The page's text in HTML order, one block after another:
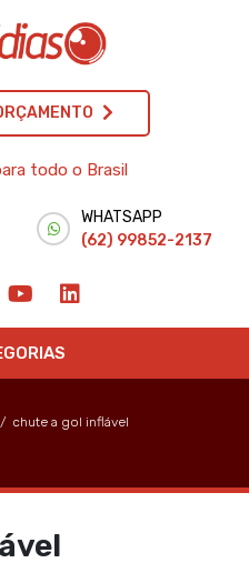
todo o Brasil
WHATSAPP
(62) 99852-2137
/ chute a gol inflável